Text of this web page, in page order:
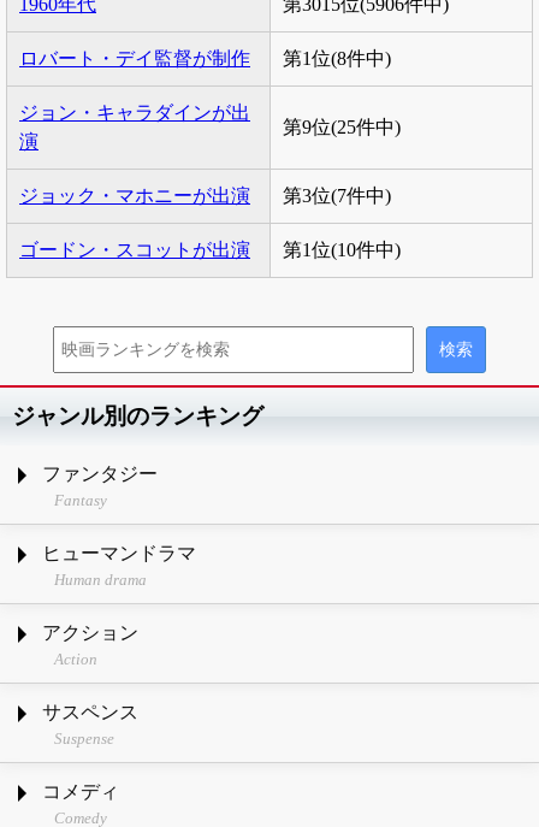
1960年代 第3015位(5906件中)
ロバート・デイ監督が制作 第1位(8件中)
ジョン・キャラダインが出
演
第9位(25件中)
ジョック・マホニーが出演 第3位(7件中)
ゴードン・スコットが出演 第1位(10件中)
ジャンル別のランキング
ファンタジー
Fantasy
ヒューマンドラマ
Human drama
アクション
Action
サスペンス
Suspense
コメディ
Comedy